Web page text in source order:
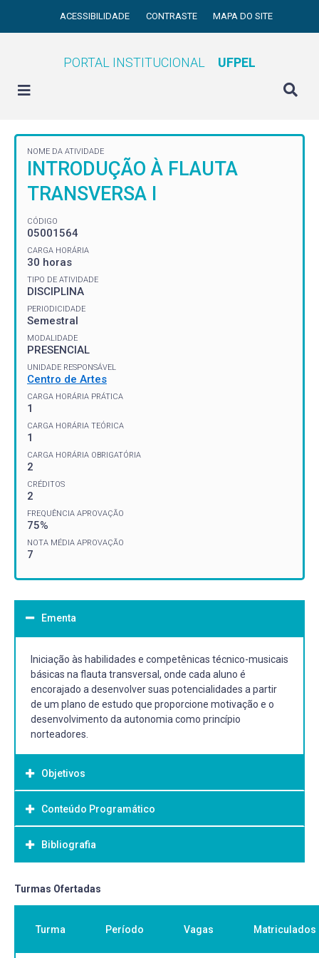
ACESSIBILIDADE CONTRASTE MAPA DO SITE
PORTAL INSTITUCIONAL UFPEL
NOME DA ATIVIDADE
INTRODUÇÃO À FLAUTA
TRANSVERSA I
CÓDIGO
05001564
CARGA HORÁRIA
30 horas
TIPO DE ATIVIDADE
DISCIPLINA
PERIODICIDADE
Semestral
MODALIDADE
PRESENCIAL
UNIDADE RESPONSÁVEL
Centro de Artes
CARGA HORÁRIA PRÁTICA
1
CARGA HORÁRIA TEÓRICA
1
CARGA HORÁRIA OBRIGATÓRIA
2
CRÉDITOS
2
FREQUÊNCIA APROVAÇÃO
75%
NOTA MÉDIA APROVAÇÃO
7
Ementa
Iniciação às habilidades e competênicas técnico-musicais
básicas na flauta transversal, onde cada aluno é
encorajado a desenvolver suas potencialidades a partir
de um plano de estudo que proporcione motivação e o
desenvolvimento da autonomia como princípio
norteadores.
Objetivos
Objetivo Geral:
Iniciar a prática das habilidades e competências técnico-
musicias que proporcione desenvolver a arte de tocar
aguda, a partir da conscientização do uso adequado do
Conteúdo Programático
Bibliografia
Bibliografia Básica:
ARTAUD, Pierre-Yves. Flauta Transversa - Método
Elementar. Trad. Carmen Cynira Otero Gonçalves e Raul
Costa d’Avila. Brasília: Editora UnB, 1995.
TAFFANEL, Paul & GAUBERT, Philippe. Méthode Complete
Turmas Ofertadas
Turma Período Vagas Matriculados